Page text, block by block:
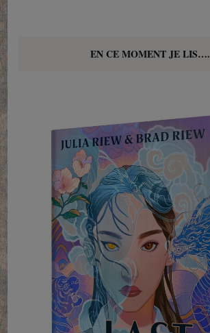
EN CE MOMENT JE LIS….